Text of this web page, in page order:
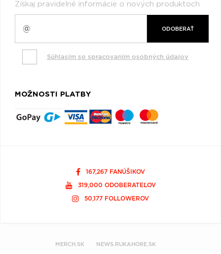
Získaj pravidelné informácie o nových produktoch
ODOBERAŤ
Súhlasím so spracovaním osobných údajov
MOŽNOSTI PLATBY
167,267 FANÚŠIKOV
319,000 ODOBERATEĽOV
50,177 FOLLOWEROV
MERCH.SK NEWS.RUKAHORE.SK